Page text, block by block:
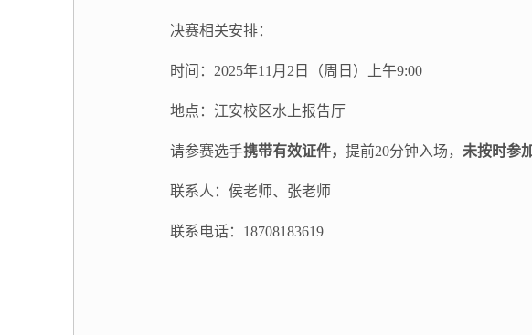
决赛相关安排：
时间：2025年11月2日（周日）上午9:00
地点：江安校区水上报告厅
请参赛选手携带有效证件， 提前20分钟入场， 未按时参
联系人：侯老师、张老师
联系电话：18708183619